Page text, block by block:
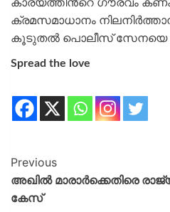
കാര്യത്തിൻ്റെ ഗൗരവം
ക്രമസമാധാനം
കൂടുതൽ പൊലീസ് സേനയെ
Spread the love
Previous
അഖില്‍ മാരാര്‍ക്കെതിരെ
കേസ്